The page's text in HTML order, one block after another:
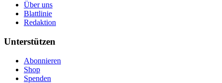
Über uns
Blattlinie
Redaktion
Unterstützen
Abonnieren
Shop
Spenden